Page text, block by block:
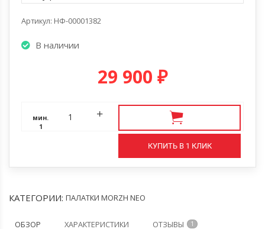
Артикул: НФ-00001382
В наличии
29 900 ₽
мин.
1
КУПИТЬ В 1 КЛИК
КАТЕГОРИИ: ПАЛАТКИ MORZH NEO
ОБЗОР ХАРАКТЕРИСТИКИ ОТЗЫВЫ 1